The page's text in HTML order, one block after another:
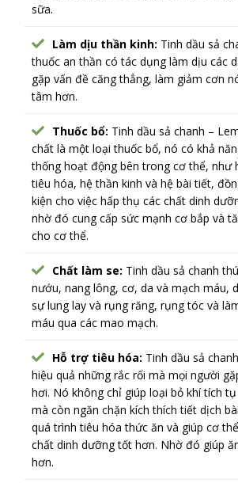
sữa.
Làm dịu thần kinh: Tinh dầu sả
thuốc an thần có tác dụng làm dịu các
gặp vấn đề căng thẳng, làm giảm cơn
tâm hơn.
Thuốc bổ: Tinh dầu sả chanh –
chất là một loại thuốc bổ, nó có khả
thống hoạt động bên trong cơ thể, như
tiêu hóa, hệ thần kinh và hệ bài tiết,
kiện cho việc hấp thụ các chất dinh
nhờ đó cung cấp sức mạnh cơ bắp và
cho cơ thể.
Chất làm se: Tinh dầu sả chanh
nướu, nang lông, cơ, da và mạch máu,
sự lung lay và rụng răng, rụng tóc và
máu qua các mao mạch.
Hỗ trợ tiêu hóa: Tinh dầu sả
hiệu quả những rắc rối mà mọi người
hơi. Nó không chỉ giúp loại bỏ khí tích
mà còn ngăn chặn kích thích tiết dịch
quá trình tiêu hóa thức ăn và giúp cơ
chất dinh dưỡng tốt hơn. Nhờ đó giúp
hơn.